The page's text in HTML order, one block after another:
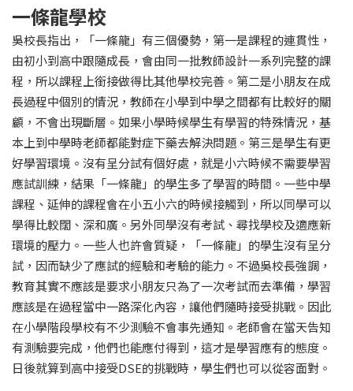
一條龍學校
吳校長指出，「一條龍」有三個優勢，第一是課程的連貫性，
由初小到高中跟隨成長，會由同一批教師設計一系列完整的課
程，所以課程上銜接做得比其他學校完善。第二是小朋友在成
長過程中個別的情況，教師在小學到中學之間都有比較好的關
顧，不會出現斷層。如果小學時候學生有學習的特殊情況，基
本上到中學時老師都能對症下藥去解決問題。第三是學生有更
好學習環境。沒有呈分試有個好處，就是小六時候不需要學習
應試訓練，結果「一條龍」的學生多了學習的時間。一些中學
課程、延伸的課程會在小五小六的時候接觸到，所以同學可以
學得比較闊、深和廣。另外同學沒有考試、尋找學校及適應新
環境的壓力。一些人也許會質疑，「一條龍」的學生沒有呈分
試，因而缺少了應試的經驗和考驗的能力。不過吳校長強調，
教育其實不應該是要求小朋友只為了一次考試而去準備，學習
應該是在過程當中一路深化內容，讓他們隨時接受挑戰。因此
在小學階段學校有不少測驗不會事先通知。老師會在當天告知
有測驗要完成，他們也能應付得到，這才是學習應有的態度。
日後就算到高中接受DSE的挑戰時，學生們也可以從容面對。